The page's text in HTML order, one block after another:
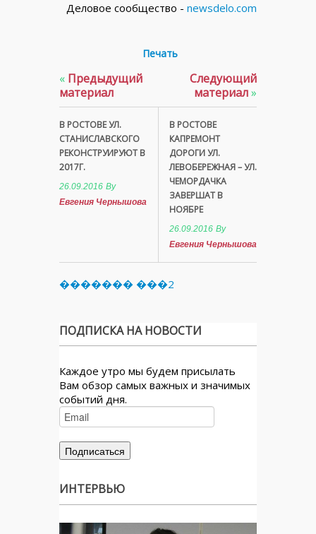
Деловое сообщество - newsdelo.com
Печать
« Предыдущий
материал
В РОСТОВЕ УЛ.
СТАНИСЛАВСКОГО
РЕКОНСТРУИРУЮТ В
2017Г.
26.09.2016 By
Евгения Чернышова
Следующий
материал»
В РОСТОВЕ
КАПРЕМОНТ
ДОРОГИ УЛ.
ЛЕВОБЕРЕЖНАЯ – УЛ.
ЧЕМОРДАЧКА
ЗАВЕРШАТ В
НОЯБРЕ
26.09.2016 By
Евгения Чернышова
������� ���2
ПОДПИСКА НА НОВОСТИ
Каждое утро мы будем присылать
Вам обзор самых важных и значимых
событий дня.
ИНТЕРВЬЮ